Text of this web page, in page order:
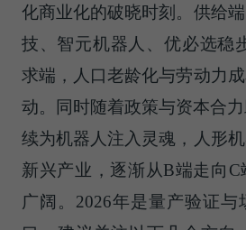
化商业化的破晓时刻。供给
技、智元机器人、优必选稳
求端，人口老龄化与劳动力
动。同时随着政策与资本合
续为机器人注入灵魂，人形
新兴产业，逐渐从B端走向C
广阔。2026年是量产验证